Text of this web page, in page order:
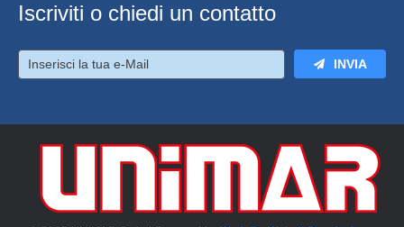
Iscriviti o chiedi un contatto
INVIA